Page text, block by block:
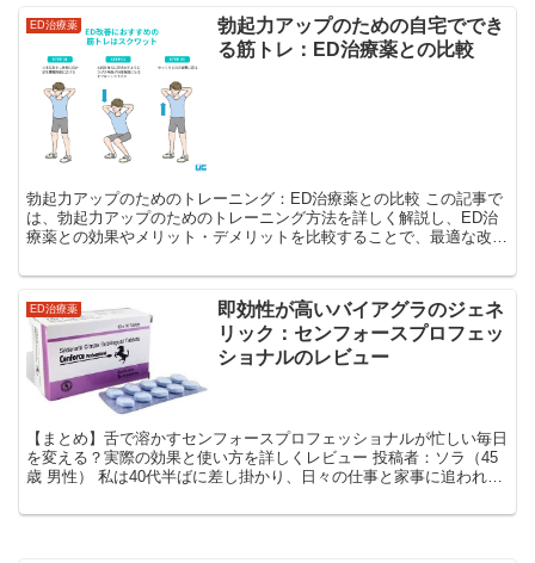
ED治療薬
勃起力アップのための自宅ででき
る筋トレ：ED治療薬との比較
勃起力アップのためのトレーニング：ED治療薬との比較 この記事で
は、勃起力アップのためのトレーニング方法を詳しく解説し、ED治
療薬との効果やメリット・デメリットを比較することで、最適な改善
ED治療薬
即効性が高いバイアグラのジェネ
リック：センフォースプロフェッ
ショナルのレビュー
【まとめ】舌で溶かすセンフォースプロフェッショナルが忙しい毎日
を変える？実際の効果と使い方を詳しくレビュー 投稿者：ソラ（45
歳 男性） 私は40代半ばに差し掛かり、日々の仕事と家事に追われる